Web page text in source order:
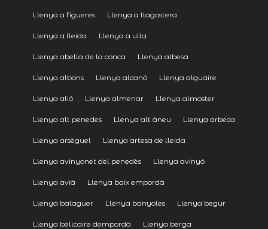
Llenya a figueres Llenya a llagostera
Llenya a lleida Llenya a ulla
Llenya abella de la conca Llenya albesa
Llenya albons Llenya alcanó Llenya alguaire
Llenya alió Llenya almenar Llenya almoster
Llenya alt penedes Llenya alt àneu Llenya arbeca
Llenya arsèguel Llenya artesa de lleida
Llenya avinyonet del penedès Llenya avinyó
Llenya avià Llenya baix empordà
Llenya balaguer Llenya banyoles Llenya begur
Llenya bellcaire dempordà Llenya berga